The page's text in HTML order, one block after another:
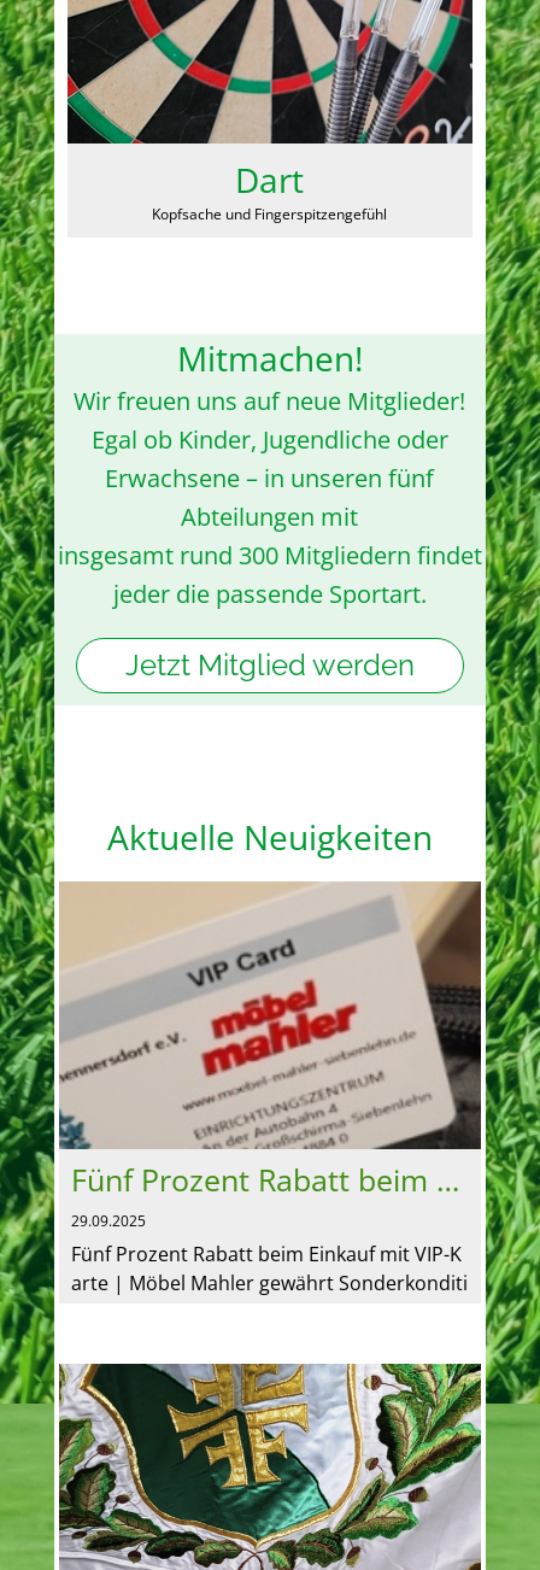
Dart
Kopfsache und Fingerspitzengefühl
Mitmachen!
Wir freuen uns auf neue Mitglieder!
Egal ob Kinder, Jugendliche oder
Erwachsene – in unseren fünf
Abteilungen mit
insgesamt rund 300 Mitgliedern findet
jeder die passende Sportart.
Jetzt Mitglied werden
Aktuelle Neuigkeiten
Fünf Prozent Rabatt beim Einkauf mit VIP-Karte
29.09.2025
Fünf Prozent Rabatt beim Einkauf mit VIP-K
arte | Möbel Mahler gewährt Sonderkonditi